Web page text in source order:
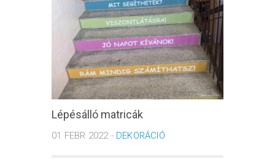
Lépésálló matricák
01 FEBR 2022 - DEKORÁCIÓ